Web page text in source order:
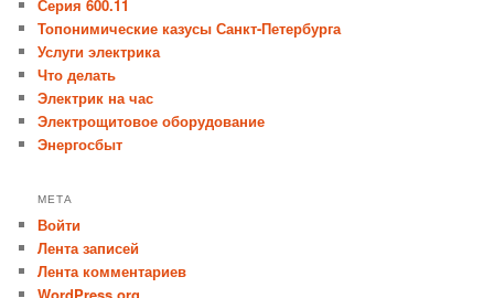
Серия 600.11
Топонимические казусы Санкт-Петербурга
Услуги электрика
Что делать
Электрик на час
Электрощитовое оборудование
Энергосбыт
МЕТА
Войти
Лента записей
Лента комментариев